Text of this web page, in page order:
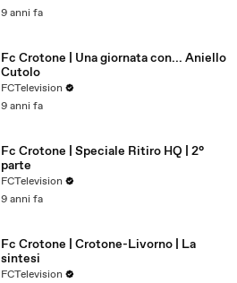
9 anni fa
Fc Crotone | Una giornata con... Aniello
Cutolo
FCTelevision
9 anni fa
Fc Crotone | Speciale Ritiro HQ | 2°
parte
FCTelevision
9 anni fa
Fc Crotone | Crotone-Livorno | La
sintesi
FCTelevision